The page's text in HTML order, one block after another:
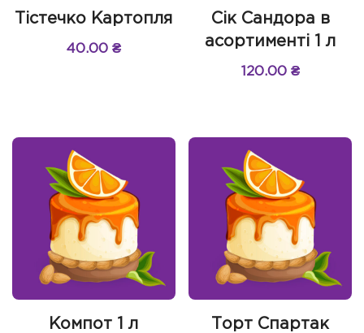
Тістечко Картопля
40.00₴
Сік Сандора в
асортименті 1 л
120.00 ₴
Компот 1 л Торт Спартак